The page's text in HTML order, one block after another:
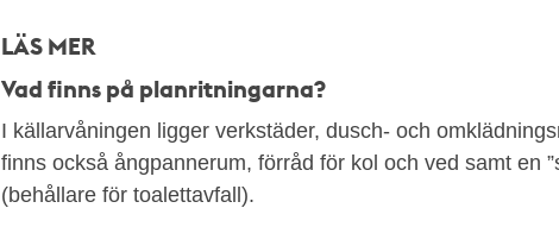
LÄS MER
Vad finns på planritningarna?
I källarvåningen ligger verkstäder, dusch- och
finns också ångpannerum, förråd för kol och ved samt en
(behållare för toalettavfall).